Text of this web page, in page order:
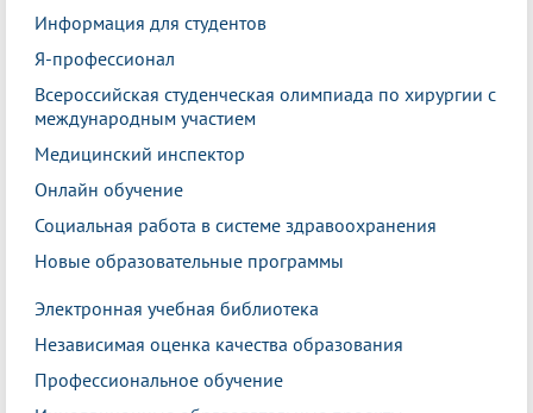
Информация для студентов
Я-профессионал
Всероссийская студенческая олимпиада по хирургии с
международным участием
Медицинский инспектор
Онлайн обучение
Социальная работа в системе здравоохранения
Новые образовательные программы
Электронная учебная библиотека
Независимая оценка качества образования
Профессиональное обучение